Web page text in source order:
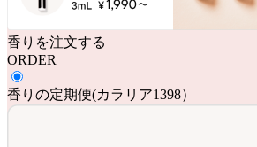
香りを注文する
ORDER
香りの定期便(カラリア1398）